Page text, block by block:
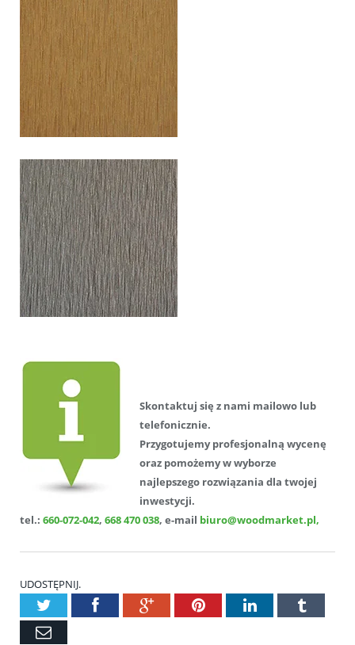
Skontaktuj się z nami mailowo lub
telefonicznie.
Przygotujemy profesjonalną wycenę
oraz pomożemy w wyborze
najlepszego rozwiązania dla twojej
inwestycji.
tel.: 660-072-042, 668 470 038, e-mail biuro@woodmarket.pl,
UDOSTĘPNIJ.
TwitterFacebookGoogle+PinterestLinkedInTumblr
Email